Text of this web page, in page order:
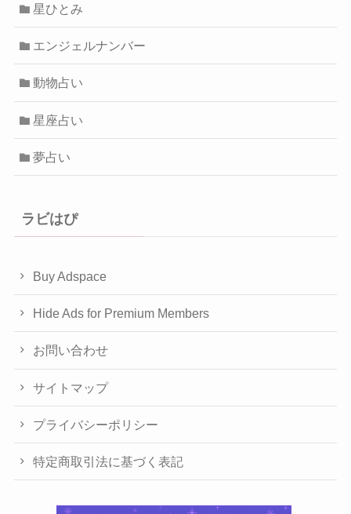
星ひとみ
エンジェルナンバー
動物占い
星座占い
夢占い
ラビはぴ
Buy Adspace
Hide Ads for Premium Members
お問い合わせ
サイトマップ
プライバシーポリシー
特定商取引法に基づく表記